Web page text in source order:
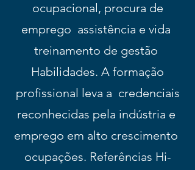
ocupacional, procura de
emprego assistência e vida
treinamento de gestão
Habilidades. A formação
profissional leva a credenciais
reconhecidas pela indústria e
emprego em alto crescimento
ocupações. Referências Hi-